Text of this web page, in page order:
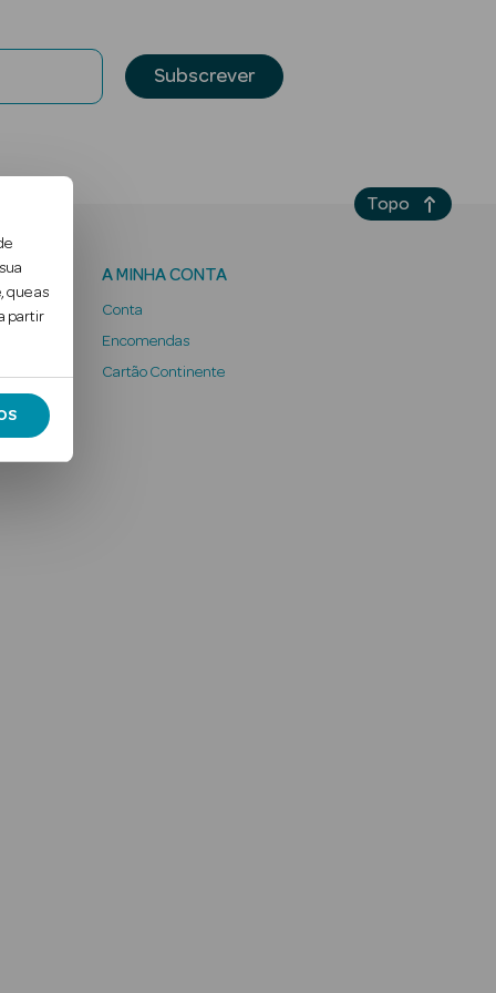
que as
partir
Subscrever
A MINHA CONTA
Conta
Encomendas
Cartão Continente
Topo